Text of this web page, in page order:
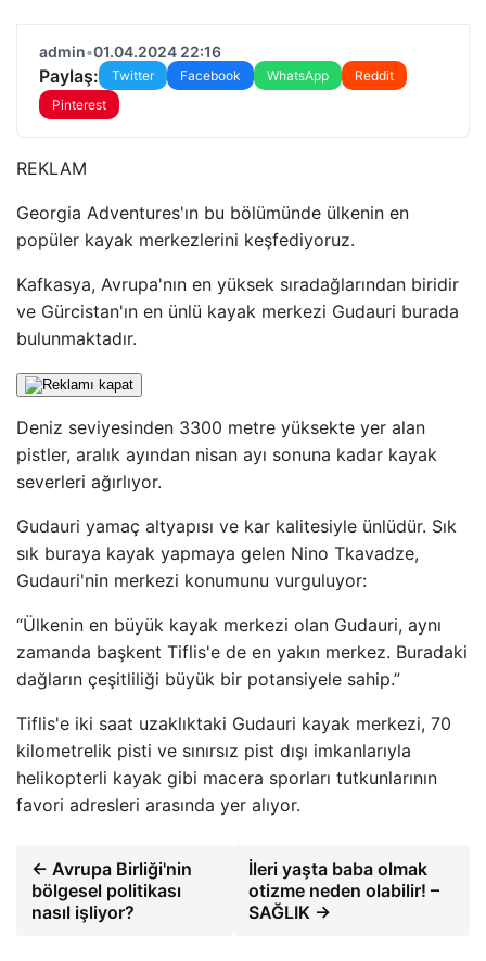
admin•01.04.2024 22:16
Paylaş: Twitter Facebook WhatsApp
Reddit
Pinterest
REKLAM
Georgia Adventures'ın bu bölümünde ülkenin en
popüler kayak merkezlerini keşfediyoruz.
Kafkasya, Avrupa'nın en yüksek sıradağlarından biridir
ve Gürcistan'ın en ünlü kayak merkezi Gudauri burada
bulunmaktadır.
Deniz seviyesinden 3300 metre yüksekte yer alan
pistler, aralık ayından nisan ayı sonuna kadar kayak
severleri ağırlıyor.
Gudauri yamaç altyapısı ve kar kalitesiyle ünlüdür. Sık
sık buraya kayak yapmaya gelen Nino Tkavadze,
Gudauri'nin merkezi konumunu vurguluyor:
“Ülkenin en büyük kayak merkezi olan Gudauri, aynı
zamanda başkent Tiflis'e de en yakın merkez. Buradaki
dağların çeşitliliği büyük bir potansiyele sahip.”
Tiflis'e iki saat uzaklıktaki Gudauri kayak merkezi, 70
kilometrelik pisti ve sınırsız pist dışı imkanlarıyla
helikopterli kayak gibi macera sporları tutkunlarının
favori adresleri arasında yer alıyor.
← Avrupa Birliği'nin
bölgesel politikası
nasıl işliyor?
İleri yaşta baba olmak
otizme neden olabilir! –
SAĞLIK →